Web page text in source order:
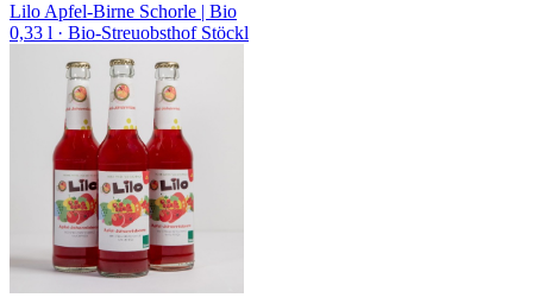
Lilo Apfel-Birne Schorle | Bio
0,33 l · Bio-Streuobsthof Stöckl